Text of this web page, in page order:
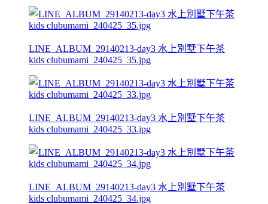
LINE_ALBUM_29140213-day3 水上別墅下午茶
kids clubumami_240425_35.jpg
LINE_ALBUM_29140213-day3 水上別墅下午茶
kids clubumami_240425_33.jpg
LINE_ALBUM_29140213-day3 水上別墅下午茶
kids clubumami_240425_34.jpg